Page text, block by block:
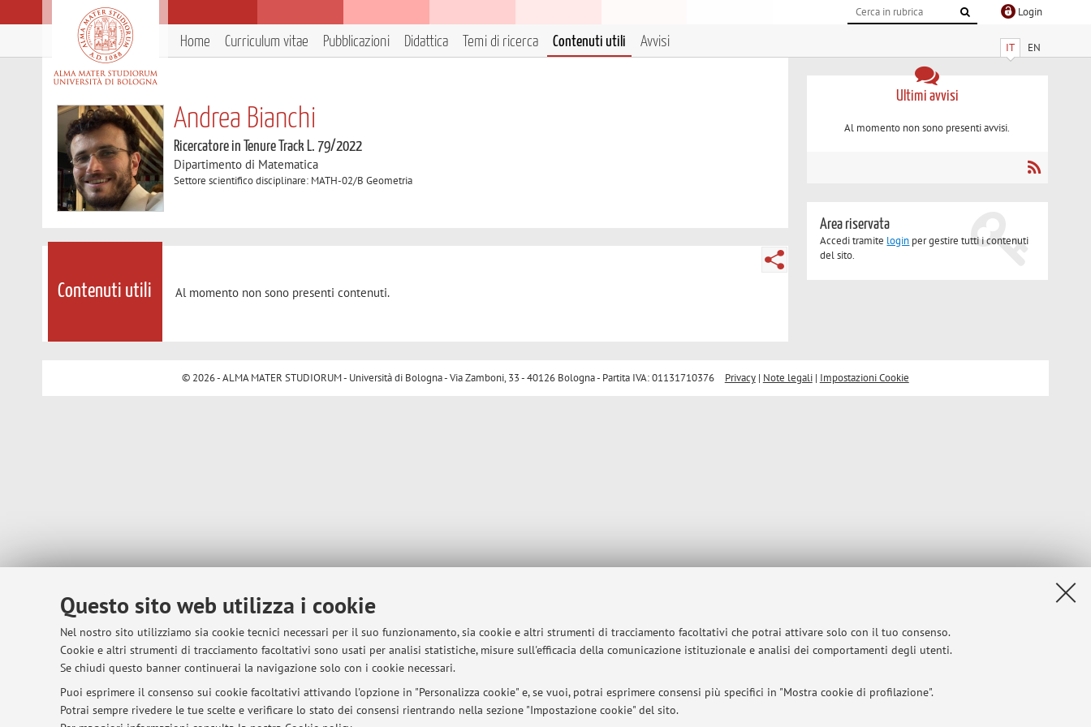
Questo sito web utilizza i cookie
Nel nostro sito utilizziamo sia cookie tecnici necessari per il suo funzionamento, sia cookie e altri strumenti di tracciamento facoltativi che potrai attivare solo con il tuo consenso.
Cookie e altri strumenti di tracciamento facoltativi sono usati per analisi statistiche, misure sull'efficacia della comunicazione istituzionale e analisi dei comportamenti degli utenti.
Se chiudi questo banner continuerai la navigazione solo con i cookie necessari.
Puoi esprimere il consenso sui cookie facoltativi attivando l'opzione in "Personalizza cookie" e, se vuoi, potrai esprimere consensi più specifici in "Mostra cookie di profilazione".
Potrai sempre rivedere le tue scelte e verificare lo stato dei consensi rientrando nella sezione "Impostazione cookie" del sito.
Login
IT EN
Home Curriculum vitae Pubblicazioni Didattica Temi di ricerca Contenuti utili Avvisi
Andrea Bianchi
Ricercatore in Tenure Track L. 79/2022
Dipartimento di Matematica
Settore scientifico disciplinare: MATH-02/B Geometria
Contenuti utili Al momento non sono presenti contenuti.
Ultimi avvisi
Al momento non sono presenti avvisi.
Area riservata
Accedi tramite login per gestire tutti i contenuti
del sito.
© 2026 - ALMA MATER STUDIORUM - Università di Bologna - Via Zamboni, 33 - 40126 Bologna - Partita IVA: 01131710376 Privacy| Note legali| Impostazioni Cookie